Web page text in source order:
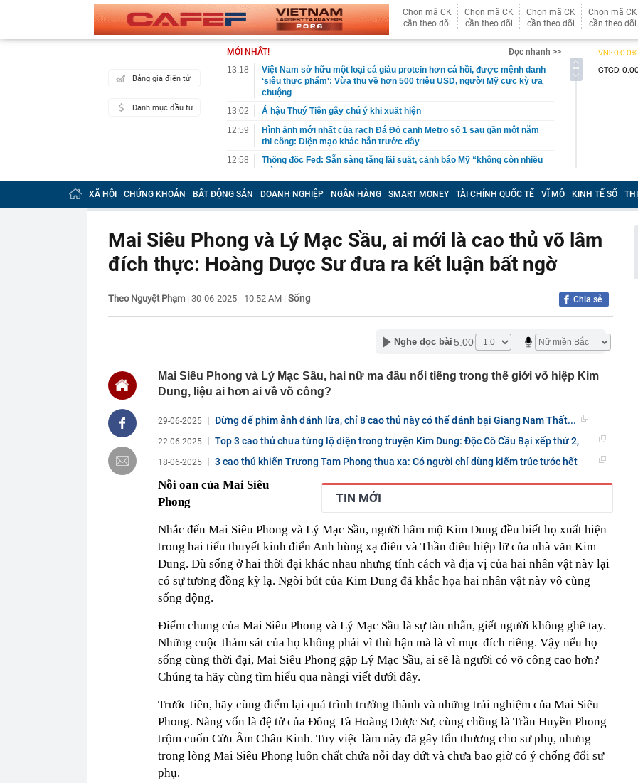
Chọn mã CK
cần theo dõi
Chọn mã CK
cần theo dõi
Chọn mã CK
cần theo dõi
Chọn mã CK
cần theo dõi
Bảng giá điện tử
Danh mục đầu tư
MỚI NHẤT!
Đọc nhanh >>
13:18
Việt Nam sở hữu một loại cá giàu protein hơn cá hồi, được mệnh danh
‘siêu thực phẩm': Vừa thu về hơn 500 triệu USD, người Mỹ cực kỳ ưa
chuộng
13:02
Á hậu Thuý Tiên gây chú ý khi xuất hiện
12:59
Hình ảnh mới nhất của rạch Đá Đỏ cạnh Metro số 1 sau gần một năm
thi công: Diện mạo khác hẳn trước đây
12:58
Thống đốc Fed: Sẵn sàng tăng lãi suất, cảnh báo Mỹ “không còn nhiều
12:56
Đang đi dạo, người dân bỗng phát hiện cảnh tượng "nổi da gà" liền bỏ
vụ kiện 6.800 tỷ đồng
12:42
Chủ tịch công ty từng “nổ” có 100 tỷ USD làm đường sắt cao tốc Bắc
Nam bị bắt
12.000 tấn đã lắp đủ nhịp, nơi lớn hơn địa điểm trao giải Oscar… do
các tên tuổi hàng đầu thế giới thiết kế cũng dần lộ diện
Tạm giữ hình sự Trần Thị Nguyên SN 2001
đường cao tốc
12:28
Bất ngờ 3 chiếc iPhone cũ được cho là “đáng mua nhất” hiện nay
trong nghề lại quan sát kỹ 3 đặc điểm này
12:17
Mẹ đảm ở Nghệ An bận chăm con 4 tuổi vẫn giữ nhà luôn gọn: Bí quyết
nằm ở 25 phút mỗi ngày
12:16
Cất tiền trong két sắt, người phụ nữ "suýt ngất" trước cảnh tượng
Hơn 90% người dùng không biết công dụng của những đường dệt trên
12:04
Mr Pips nhờ bạn bè, người thân đứng tên loạt xe sang
12:00
Từ 20h00 hôm nay, toàn bộ giao dịch thẻ tại ngân hàng sau sẽ tạm thời
gián đoạn, ngươi dùng chú ý!
12:00
Cổ phiếu Hóa chất Đức Giang “có biến" sau thông tin quan trọng
XÃ HỘI CHỨNG KHOÁN BẤT ĐỘNG SẢN DOANH NGHIỆP NGÂN HÀNG SMART MONEY TÀI CHÍNH QUỐC TẾ VĨ MÔ KINH TẾ SỐ
Mai Siêu Phong và Lý Mạc Sầu, ai mới là cao thủ võ lâm
đích thực: Hoàng Dược Sư đưa ra kết luận bất ngờ
Theo Nguyệt Phạm | 30-06-2025 - 10:52 AM | Sống Chia sẻ
Nghe đọc bài 5:00
Mai Siêu Phong và Lý Mạc Sầu, hai nữ ma đầu nổi tiếng trong thế giới võ hiệp Kim
Dung, liệu ai hơn ai về võ công?
29-06-2025 Đừng để phim ảnh đánh lừa, chỉ 8 cao thủ này có thể đánh bại Giang Nam Thất...
22-06-2025
Top 3 cao thủ chưa từng lộ diện trong truyện Kim Dung: Độc Cô Cầu Bại xếp thứ 2,
18-06-2025
3 cao thủ khiến Trương Tam Phong thua xa: Có người chỉ dùng kiếm trúc tước hết
TIN MỚI
Nỗi oan của Mai Siêu
Phong
Nhắc đến Mai Siêu Phong và Lý Mạc Sầu, người hâm mộ Kim Dung đều biết họ xuất hiện
trong hai tiểu thuyết kinh điển Anh hùng xạ điêu và Thần điêu hiệp lữ của nhà văn Kim
Dung. Dù sống ở hai thời đại khác nhau nhưng tính cách và địa vị của hai nhân vật này lại
có sự tương đồng kỳ lạ. Ngòi bút của Kim Dung đã khắc họa hai nhân vật này vô cùng
sống động.
Điểm chung của Mai Siêu Phong và Lý Mạc Sầu là sự tàn nhẫn, giết người không ghê tay.
Những cuộc thảm sát của họ không phải vì thù hận mà là vì mục đích riêng. Vậy nếu họ
sống cùng thời đại, Mai Siêu Phong gặp Lý Mạc Sầu, ai sẽ là người có võ công cao hơn?
Chúng ta hãy cùng tìm hiểu qua nàngi viết dưới đây.
Trước tiên, hãy cùng điểm lại quá trình trưởng thành và những trải nghiệm của Mai Siêu
Phong. Nàng vốn là đệ tử của Đông Tà Hoàng Dược Sư, cùng chồng là Trần Huyền Phong
trộm cuốn Cửu Âm Chân Kinh. Tuy việc làm này đã gây tổn thương cho sư phụ, nhưng
trong lòng Mai Siêu Phong luôn chất chứa nỗi day dứt và chưa bao giờ có ý chống đối sư
phụ.